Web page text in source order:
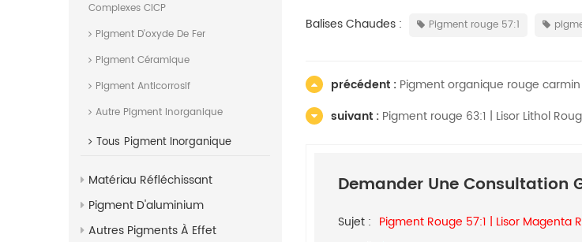
Balises Chaudes : Pigment rouge 57:1
précédent : Pigment organique rouge
suivant : Pigment rouge 63:1 | Lisor Lithol
Demander Une Consultation
Sujet : Pigment Rouge 57:1 | Lisor Magenta
Complexes CICP
Pigment D'oxyde De Fer
Pigment Céramique
Pigment Anticorrosif
Autre Pigment Inorganique
Tous Pigment Inorganique
Matériau Réfléchissant
Pigment D'aluminium
Autres Pigments À Effet